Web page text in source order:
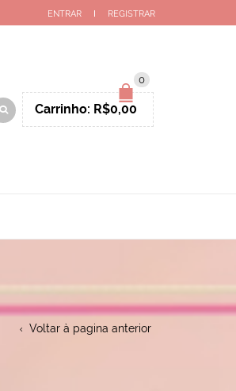
ENTRAR REGISTRAR
0
Carrinho: R$0,00
Voltar à pagina anterior